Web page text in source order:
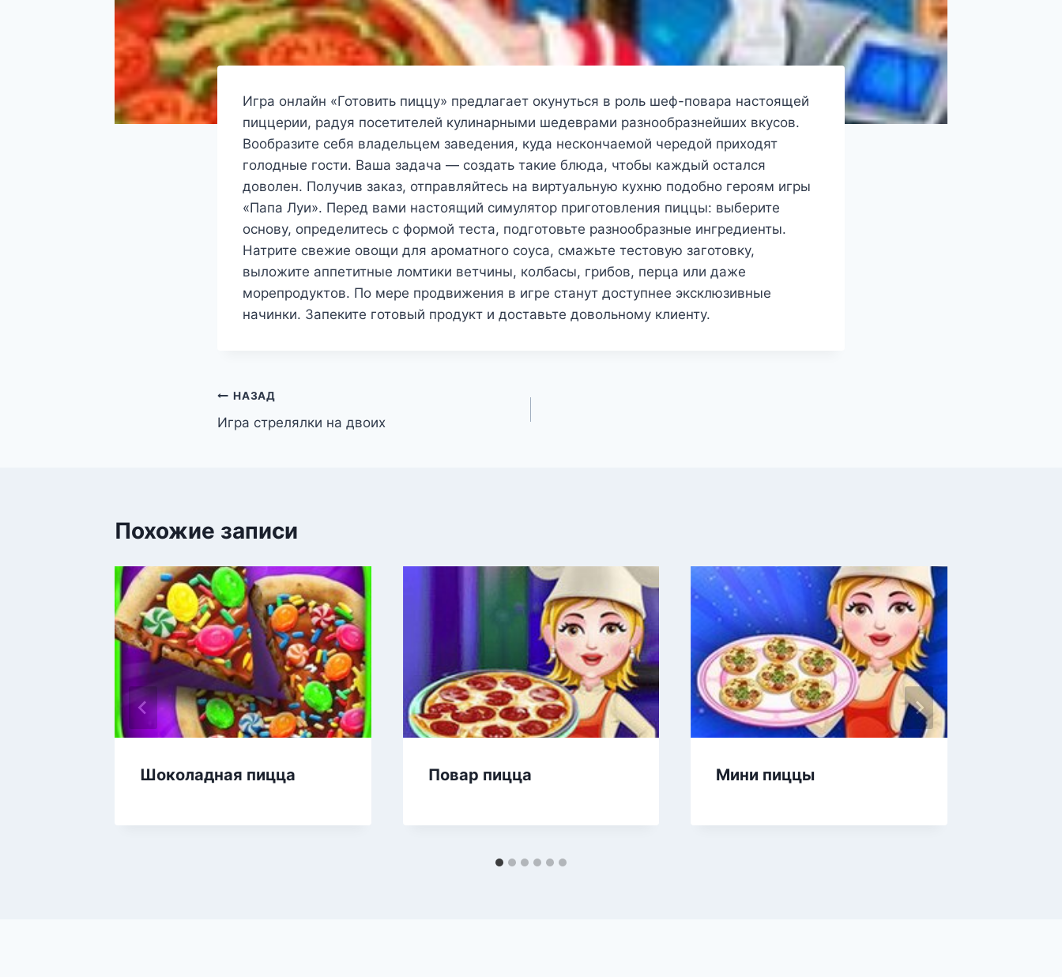
Игра онлайн «Готовить пиццу» предлагает окунуться в роль шеф-повара настоящей
пиццерии, радуя посетителей кулинарными шедеврами разнообразнейших вкусов.
Вообразите себя владельцем заведения, куда нескончаемой чередой приходят
голодные гости. Ваша задача — создать такие блюда, чтобы каждый остался
доволен. Получив заказ, отправляйтесь на виртуальную кухню подобно героям игры
«Папа Луи». Перед вами настоящий симулятор приготовления пиццы: выберите
основу, определитесь с формой теста, подготовьте разнообразные ингредиенты.
Натрите свежие овощи для ароматного соуса, смажьте тестовую заготовку,
выложите аппетитные ломтики ветчины, колбасы, грибов, перца или даже
морепродуктов. По мере продвижения в игре станут доступнее эксклюзивные
начинки. Запеките готовый продукт и доставьте довольному клиенту.
Навигация
по
НАЗАД
Игра стрелялки на двоих
Похожие записи
Шоколадная пицца Повар пицца Мини пиццы